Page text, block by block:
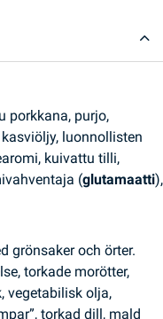
porkkana, purjo,
luonnollisten
kuivattu tilli,
(glutamaatti),
grönsaker och örter.
torkade morötter,
vegetabilisk olja,
torkad dill, mald